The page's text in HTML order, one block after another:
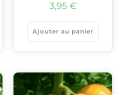
3,95 €
Ajouter au panier